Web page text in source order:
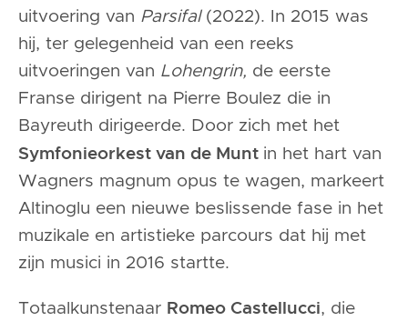
uitvoering van Parsifal (2022). In 2015 was
hij, ter gelegenheid van een reeks
uitvoeringen van Lohengrin, de eerste
Franse dirigent na Pierre Boulez die in
Bayreuth dirigeerde. Door zich met het
Symfonieorkest van de Munt in het hart van
Wagners magnum opus te wagen, markeert
Altinoglu een nieuwe beslissende fase in het
muzikale en artistieke parcours dat hij met
zijn musici in 2016 startte.
Totaalkunstenaar Romeo Castellucci, die